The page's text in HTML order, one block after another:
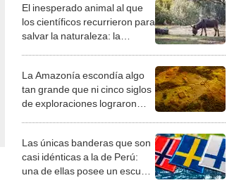
El inesperado animal al que
los científicos recurrieron para
salvar la naturaleza: la
desierto en un paisaje con
más vida
La Amazonía escondía algo
tan grande que ni cinco siglos
de exploraciones lograron
sabía sobre su pasado
Las únicas banderas que son
casi idénticas a la de Perú:
una de ellas posee un escudo